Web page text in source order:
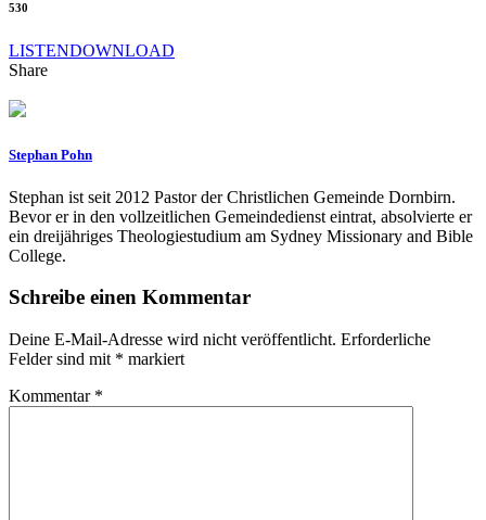
530
LISTENDOWNLOAD
Share
Stephan Pohn
Stephan ist seit 2012 Pastor der Christlichen Gemeinde Dornbirn.
Bevor er in den vollzeitlichen Gemeindedienst eintrat, absolvierte er
ein dreijähriges Theologiestudium am Sydney Missionary and Bible
College.
Schreibe einen Kommentar
Deine E-Mail-Adresse wird nicht veröffentlicht. Erforderliche
Felder sind mit * markiert
Kommentar *